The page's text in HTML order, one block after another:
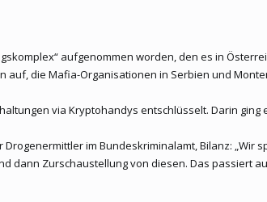
aufgenommen worden, den es in
auf, die Mafia-Organisationen in Serbien und
via Kryptohandys entschlüsselt. Darin
im Bundeskriminalamt, Bilanz:
dann Zurschaustellung von diesen. Das passiert